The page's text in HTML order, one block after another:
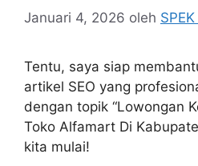
Januari 4, 2026 oleh
Tentu, saya siap
artikel SEO yang
dengan topik “Lowongan
Toko Alfamart Di
kita mulai!